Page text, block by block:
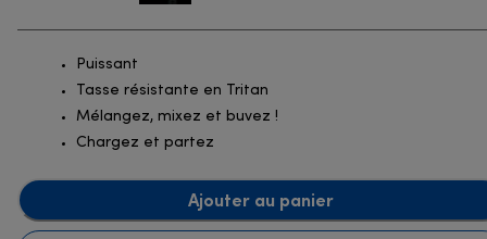
Puissant
Tasse résistante en Tritan
Mélangez, mixez et buvez !
Chargez et partez
Ajouter au panier